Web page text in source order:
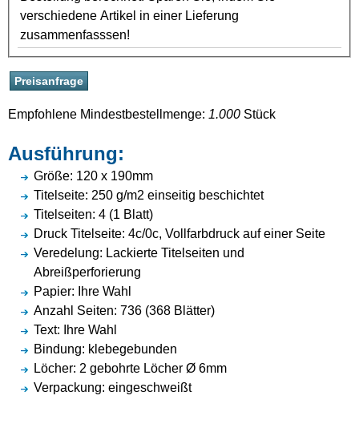
verschiedene Artikel in einer Lieferung
zusammenfasssen!
Empfohlene Mindestbestellmenge: 1.000 Stück
Ausführung:
Größe: 120 x 190mm
Titelseite: 250 g/m2 einseitig beschichtet
Titelseiten: 4 (1 Blatt)
Druck Titelseite: 4c/0c, Vollfarbdruck auf einer Seite
Veredelung: Lackierte Titelseiten und
Abreißperforierung
Papier: Ihre Wahl
Anzahl Seiten: 736 (368 Blätter)
Text: Ihre Wahl
Bindung: klebegebunden
Löcher: 2 gebohrte Löcher Ø 6mm
Verpackung: eingeschweißt